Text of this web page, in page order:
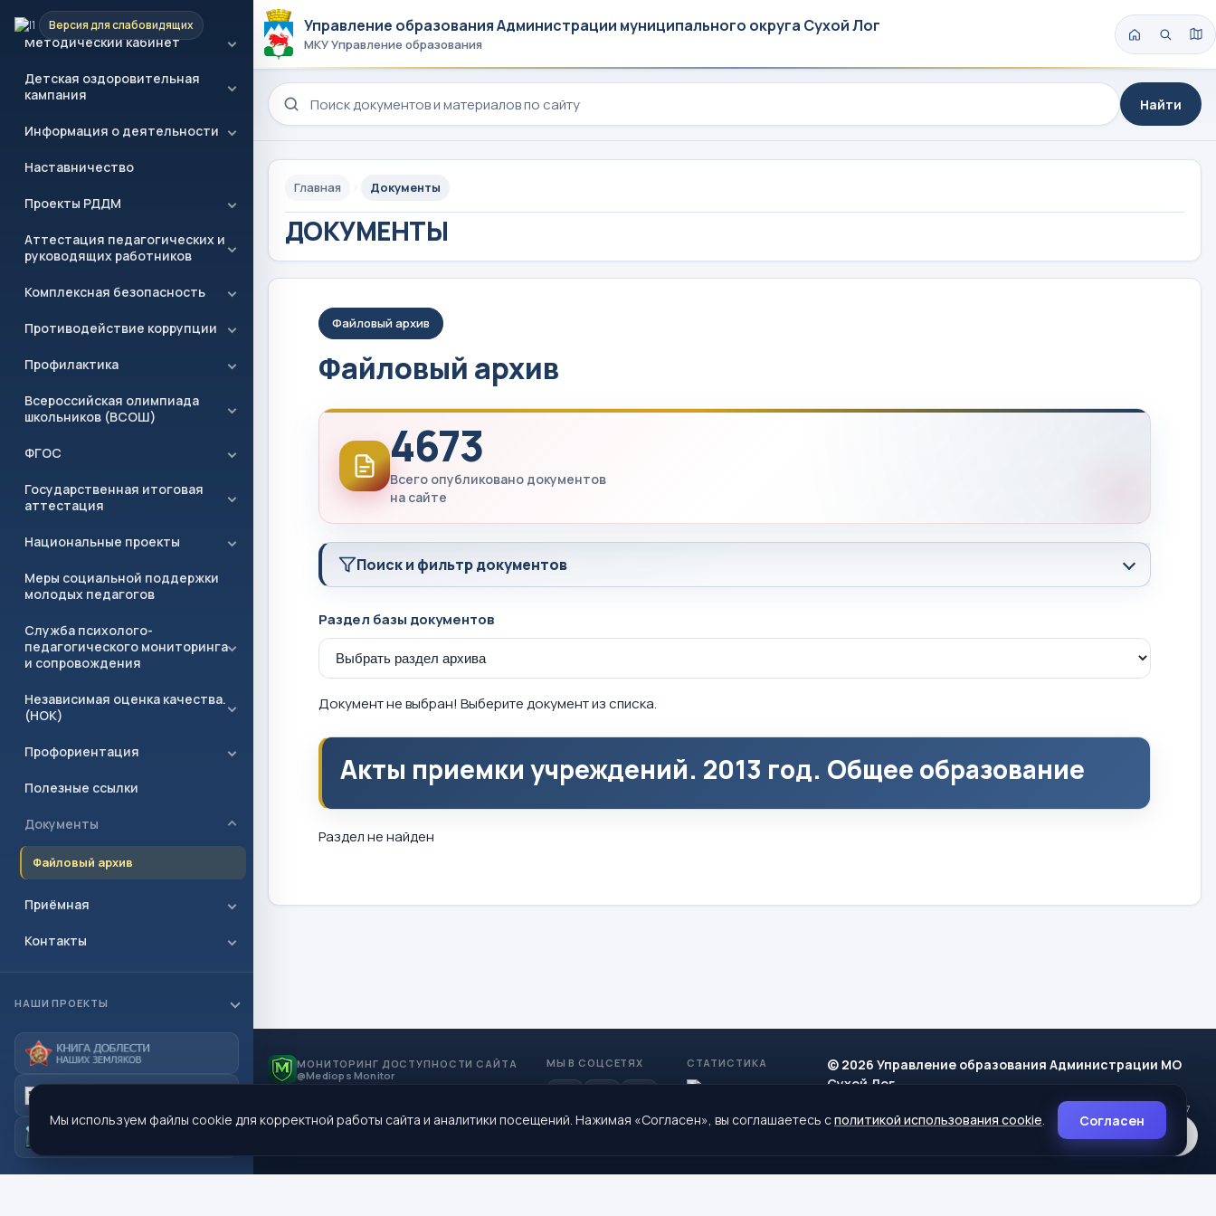
Версия для слабовидящих
Методический кабинет
Детская оздоровительная
кампания
Информация о деятельности
Наставничество
Проекты РДДМ
Аттестация педагогических и
руководящих работников
Комплексная безопасность
Противодействие коррупции
Профилактика
Всероссийская олимпиада
школьников (ВСОШ)
ФГОС
Государственная итоговая
аттестация
Национальные проекты
Меры социальной поддержки
молодых педагогов
Служба психолого-
педагогического мониторинга
и сопровождения
Независимая оценка качества.
(НОК)
Профориентация
Полезные ссылки
Документы
Файловый архив
Приёмная
Контакты
НАШИ ПРОЕКТЫ
Управление образования Администрации муниципального округа Сухой Лог
МКУ Управление образования
Поиск по сайту
Найти
Главная Документы
ДОКУМЕНТЫ
Файловый архив
Файловый архив
4673
Всего опубликовано документов
на сайте
Поиск и фильтр документов
Раздел базы документов
Документ не выбран! Выберите документ из списка.
Акты приемки учреждений. 2013 год. Общее образование
Раздел не найден
МОНИТОРИНГ ДОСТУПНОСТИ САЙТА
@Mediops Monitor
МЫ В СОЦСЕТЯХ СТАТИСТИКА
© 2026 Управление образования Администрации МО
Сухой Лог
624800, Свердловская область, г. Сухой Лог, ул. Кирова, дом 7
Политика cookie
Мы используем файлы cookie для корректной работы сайта и аналитики посещений. Нажимая «Согласен», вы соглашаетесь сполитикой использования cookie. Согласен